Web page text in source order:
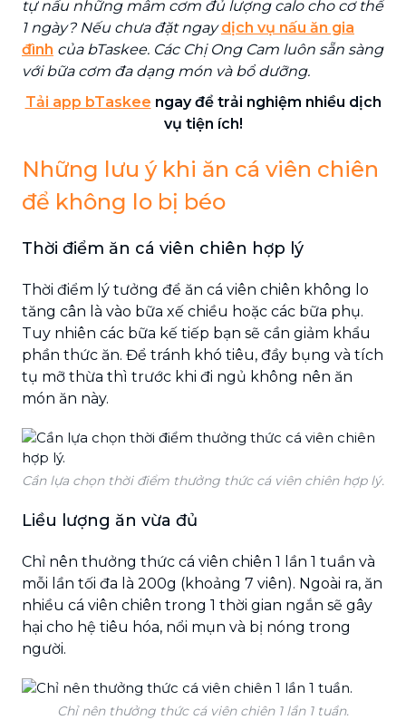
tự nấu những mâm cơm đủ lượng calo cho cơ thể
1 ngày? Nếu chưa đặt ngaydịch vụ nấu ăn gia
đình của bTaskee. Các Chị Ong Cam luôn sẵn sàng
với bữa cơm đa dạng món và bổ dưỡng.
Tải app bTaskee ngay để trải nghiệm nhiều dịch
vụ tiện ích!
Những lưu ý khi ăn cá viên chiên
để không lo bị béo
Thời điểm ăn cá viên chiên hợp lý
Thời điểm lý tưởng để ăn cá viên chiên không lo
tăng cân là vào bữa xế chiều hoặc các bữa phụ.
Tuy nhiên các bữa kế tiếp bạn sẽ cần giảm khẩu
phần thức ăn. Để tránh khó tiêu, đầy bụng và tích
tụ mỡ thừa thì trước khi đi ngủ không nên ăn
món ăn này.
Cần lựa chọn thời điểm thưởng thức cá viên chiên hợp lý.
Liều lượng ăn vừa đủ
Chỉ nên thưởng thức cá viên chiên 1 lần 1 tuần và
mỗi lần tối đa là 200g (khoảng 7 viên). Ngoài ra, ăn
nhiều cá viên chiên trong 1 thời gian ngắn sẽ gây
hại cho hệ tiêu hóa, nổi mụn và bị nóng trong
người.
Chỉ nên thưởng thức cá viên chiên 1 lần 1 tuần.